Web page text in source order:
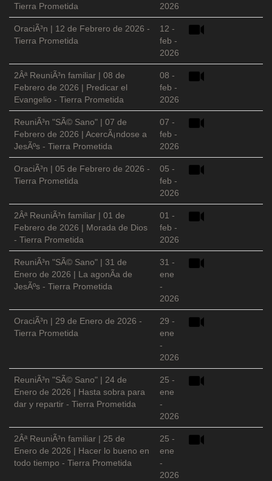
Tierra Prometida
2026
OraciÃ³n | 12 de Febrero de 2026 -
Tierra Prometida
12 -
feb -
2026
2Âª ReuniÃ³n familiar | 08 de
Febrero de 2026 | Predicar el
Evangelio - Tierra Prometida
08 -
feb -
2026
ReuniÃ³n "SÃ© Sano" | 07 de
Febrero de 2026 | AcercÃ¡ndose a
JesÃºs - Tierra Prometida
07 -
feb -
2026
OraciÃ³n | 05 de Febrero de 2026 -
Tierra Prometida
05 -
feb -
2026
2Âª ReuniÃ³n familiar | 01 de
Febrero de 2026 | Morada de Dios
- Tierra Prometida
01 -
feb -
2026
ReuniÃ³n "SÃ© Sano" | 31 de
Enero de 2026 | La agonÃ­a de
JesÃºs - Tierra Prometida
31 -
ene
-
2026
OraciÃ³n | 29 de Enero de 2026 -
Tierra Prometida
29 -
ene
-
2026
ReuniÃ³n "SÃ© Sano" | 24 de
Enero de 2026 | Hasta sobra para
dar y repartir - Tierra Prometida
25 -
ene
-
2026
2Âª ReuniÃ³n familiar | 25 de
Enero de 2026 | Hacer lo bueno en
todo tiempo - Tierra Prometida
25 -
ene
-
2026